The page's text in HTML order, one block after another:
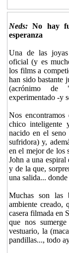
Neds:No hay
esperanza
Una de las
oficial (y es
los films a
han sido bastante
(acrónimo de
experimentado -y
Nos
chico inteligente
nacido en el seno
sufridora) y,
en el mejor de los
John a una
y de la que,
una salida...
Muchas son las
ambiente creado,
casera filmada en
que nos
vestuario, la
pandillas..., todo